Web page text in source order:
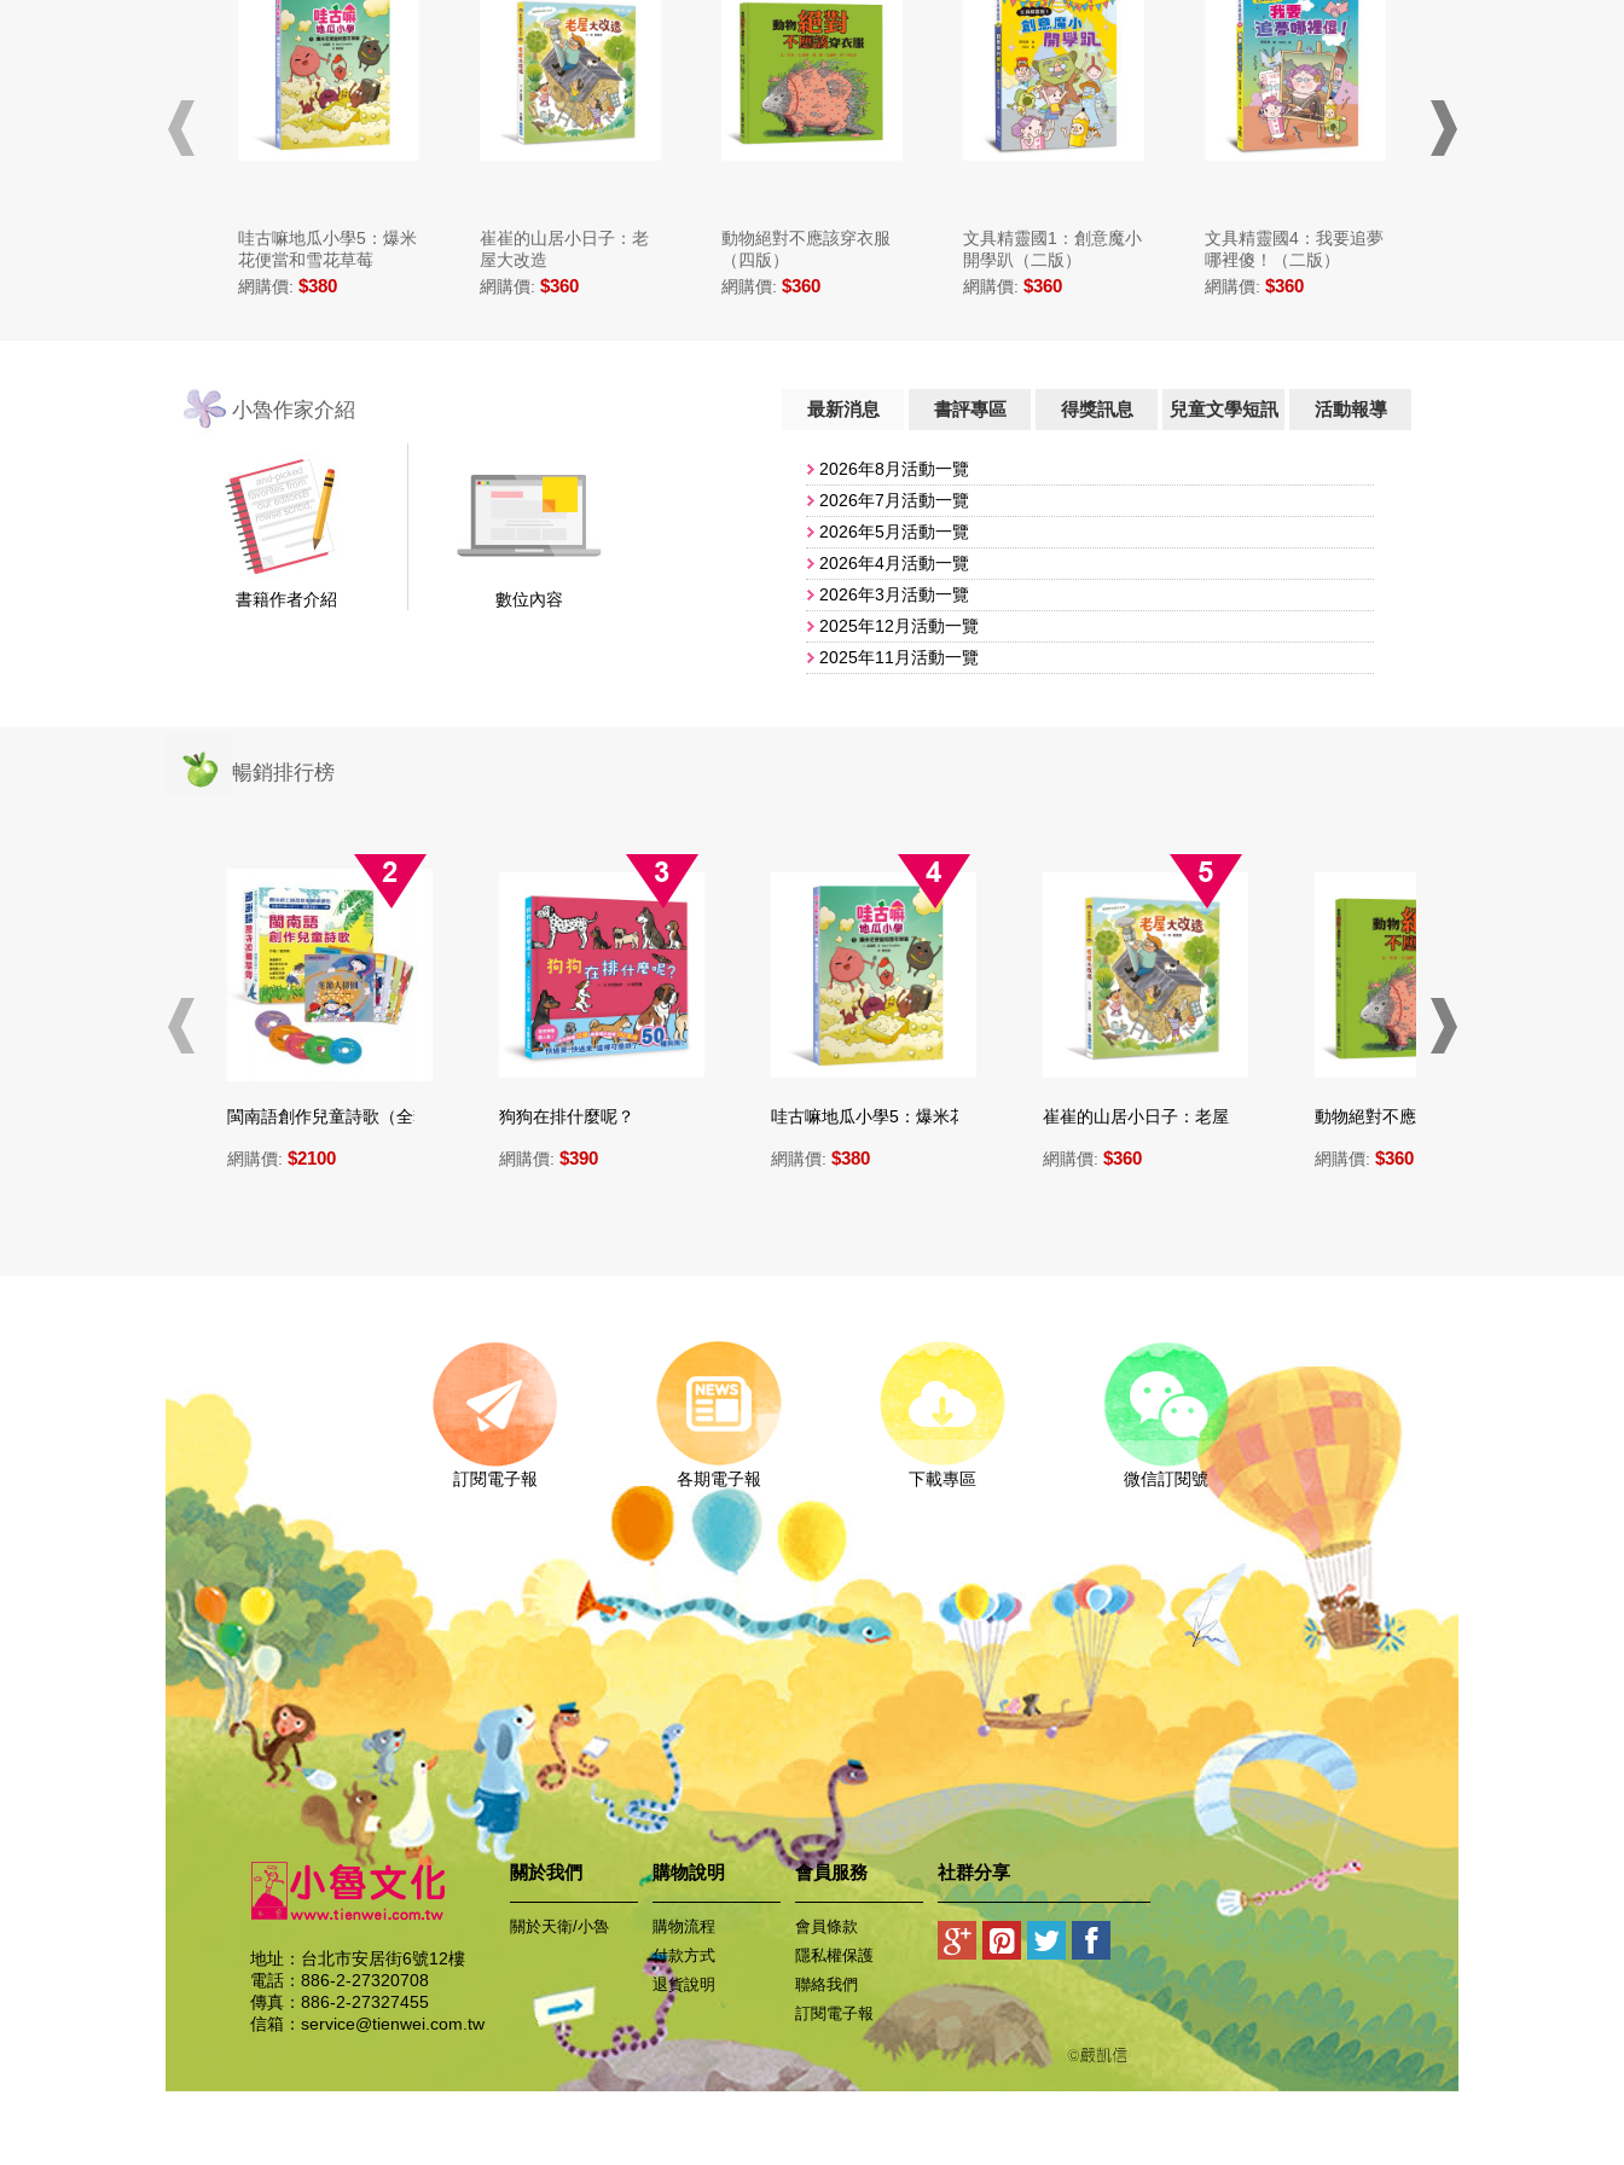
哇古嘛地瓜小學5：爆米
花便當和雪花草莓
網購價: $380
崔崔的山居小日子：老
屋大改造
網購價: $360
動物絕對不應該穿衣服
（四版）
網購價: $360
文具精靈國1：創意魔小
開學趴（二版）
網購價: $360
文具精靈國4：我要追夢
哪裡傻！（二版）
網購價: $360
小魯作家介紹
書籍作者介紹 數位內容
最新消息 書評專區 得獎訊息 兒童文學短訊 活動報導
2026年8月活動一覽
2026年7月活動一覽
2026年5月活動一覽
2026年4月活動一覽
2026年3月活動一覽
2025年12月活動一覽
​2025年11月活動一覽
暢銷排行榜
閩南語創作兒童詩歌（全套共5冊+5片CD），另附精美包裝盒 (三版)
網購價:$2100
狗狗在排什麼呢？
網購價:$390
哇古嘛地瓜小學5：爆米花便當和雪花草莓
網購價:$380
崔崔的山居小日子：老屋大改造
網購價:$360
動物絕對不應該穿衣服（四版）
網購價:$360
訂閱電子報 各期電子報 下載專區 微信訂閱號
地址：台北市安居街6號12樓
電話：886-2-27320708
傳真：886-2-27327455
信箱： service@tienwei.com.tw
關於我們
關於天衛/小魯
購物說明
購物流程
付款方式
退貨說明
會員服務
會員條款
隱私權保護
聯絡我們
訂閱電子報
社群分享